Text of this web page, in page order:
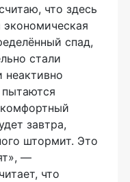
что здесь
спад,
стали
пытаются
завтра,
штормит. Это
—
что